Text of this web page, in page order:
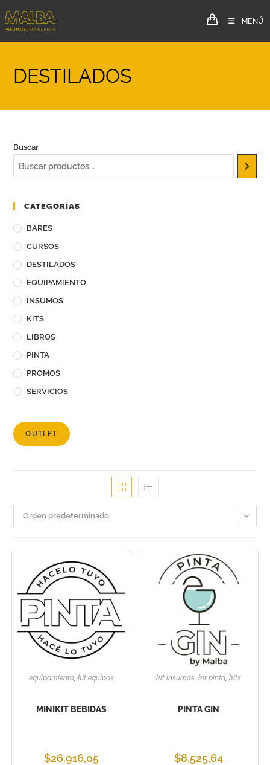
MENÚ
DESTILADOS
Buscar
CATEGORÍAS
BARES
CURSOS
DESTILADOS
EQUIPAMIENTO
INSUMOS
KITS
LIBROS
PINTA
PROMOS
SERVICIOS
OUTLET
Orden predeterminado
equipamiento, kit equipos
MINIKIT BEBIDAS
$26.916,05
kit insumos,kit pinta,kits
PINTA GIN
$8.525,64